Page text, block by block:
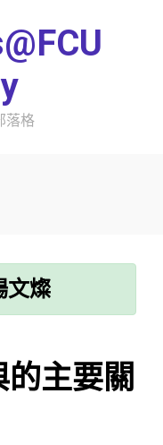
落格
文燦
主要關